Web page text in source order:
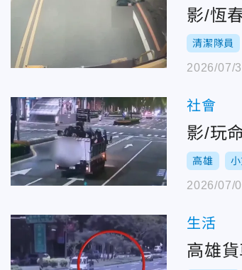
影/恆
清潔隊員
2026/07/
社會
影/玩
高雄
2026/07/
生活
高雄